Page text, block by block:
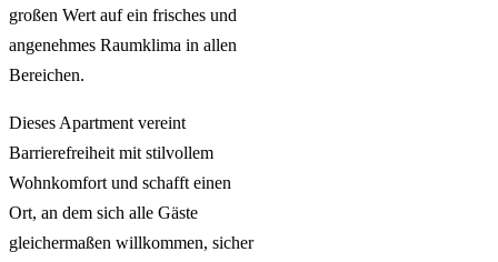
großen Wert auf ein frisches und
angenehmes Raumklima in allen
Bereichen.
Dieses Apartment vereint
Barrierefreiheit mit stilvollem
Wohnkomfort und schafft einen
Ort, an dem sich alle Gäste
gleichermaßen willkommen, sicher